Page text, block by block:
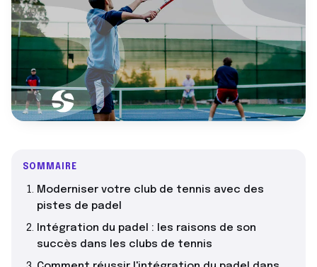
SOMMAIRE
Moderniser votre club de tennis avec des
pistes de padel
Intégration du padel : les raisons de son
succès dans les clubs de tennis